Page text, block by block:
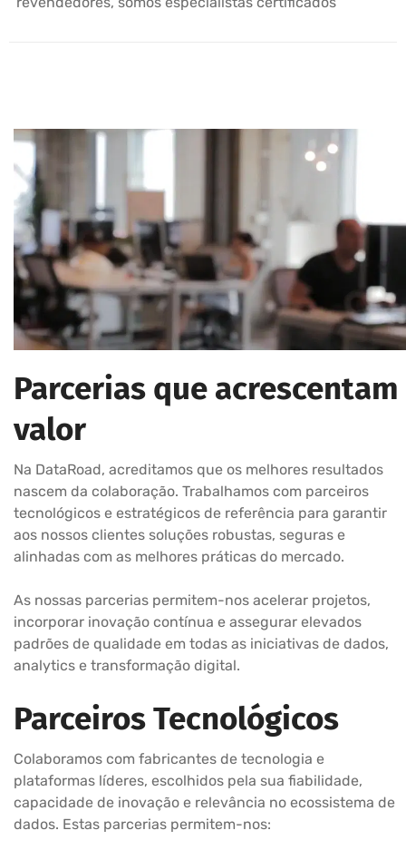
Parcerias que acrescentam
valor
Na DataRoad, acreditamos que os melhores resultados
nascem da colaboração. Trabalhamos com parceiros
tecnológicos e estratégicos de referência para garantir
aos nossos clientes soluções robustas, seguras e
alinhadas com as melhores práticas do mercado.
As nossas parcerias permitem-nos acelerar projetos,
incorporar inovação contínua e assegurar elevados
padrões de qualidade em todas as iniciativas de dados,
analytics e transformação digital.
Parceiros Tecnológicos
Colaboramos com fabricantes de tecnologia e
plataformas líderes, escolhidos pela sua fiabilidade,
capacidade de inovação e relevância no ecossistema de
dados. Estas parcerias permitem-nos: